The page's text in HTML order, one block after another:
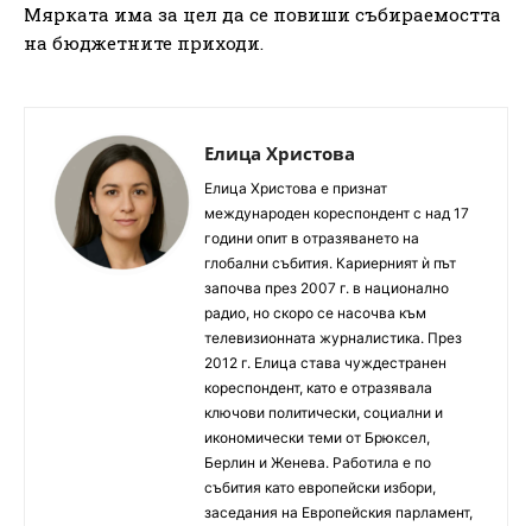
Мярката има за цел да се повиши събираемостта
на бюджетните приходи.
Елица Христова
Елица Христова е признат
международен кореспондент с над 17
години опит в отразяването на
глобални събития. Кариерният ѝ път
започва през 2007 г. в национално
радио, но скоро се насочва към
телевизионната журналистика. През
2012 г. Елица става чуждестранен
кореспондент, като е отразявала
ключови политически, социални и
икономически теми от Брюксел,
Берлин и Женева. Работила е по
събития като европейски избори,
заседания на Европейския парламент,